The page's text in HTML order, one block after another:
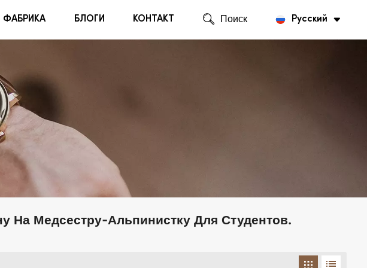
ФАБРИКА БЛОГИ КОНТАКТ Поиск Русский
На Медсестру-Альпинистку Для Студентов.